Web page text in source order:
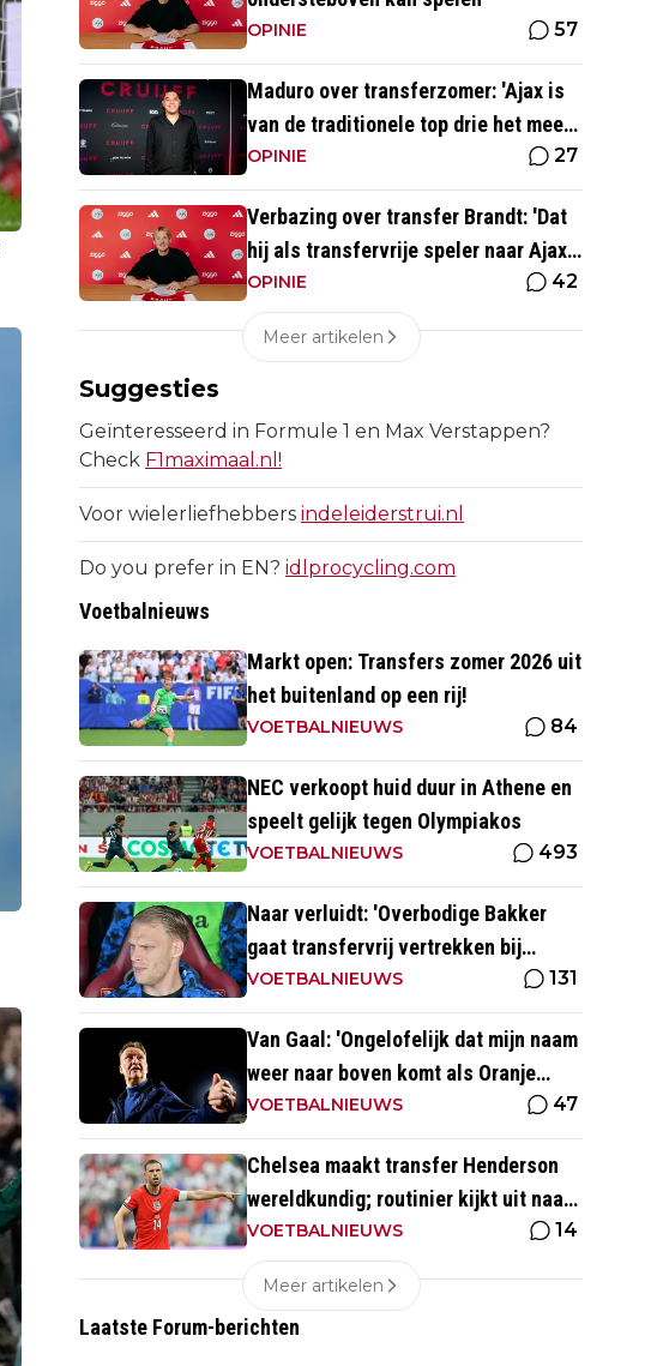
OPINIE 57
Maduro over transferzomer: 'Ajax is
van de traditionele top drie het meest
vooruit gegaan'
OPINIE 27
Verbazing over transfer Brandt: 'Dat
hij als transfervrije speler naar Ajax
gaat, vind ik opvallend'
OPINIE 42
Meer artikelen
Suggesties
Geïnteresseerd in Formule 1 en Max Verstappen?
Check F1maximaal.nl!
Voor wielerliefhebbers indeleiderstrui.nl
Do you prefer in EN? idlprocycling.com
Voetbalnieuws
Markt open: Transfers zomer 2026 uit
het buitenland op een rij!
VOETBALNIEUWS 84
NEC verkoopt huid duur in Athene en
speelt gelijk tegen Olympiakos
VOETBALNIEUWS 493
Naar verluidt: 'Overbodige Bakker
gaat transfervrij vertrekken bij
Atalanta'
VOETBALNIEUWS 131
Van Gaal: 'Ongelofelijk dat mijn naam
weer naar boven komt als Oranje
niemand kan krijgen'
VOETBALNIEUWS 47
Chelsea maakt transfer Henderson
wereldkundig; routinier kijkt uit naar
hereniging met Hato
VOETBALNIEUWS 14
Meer artikelen
Laatste Forum-berichten